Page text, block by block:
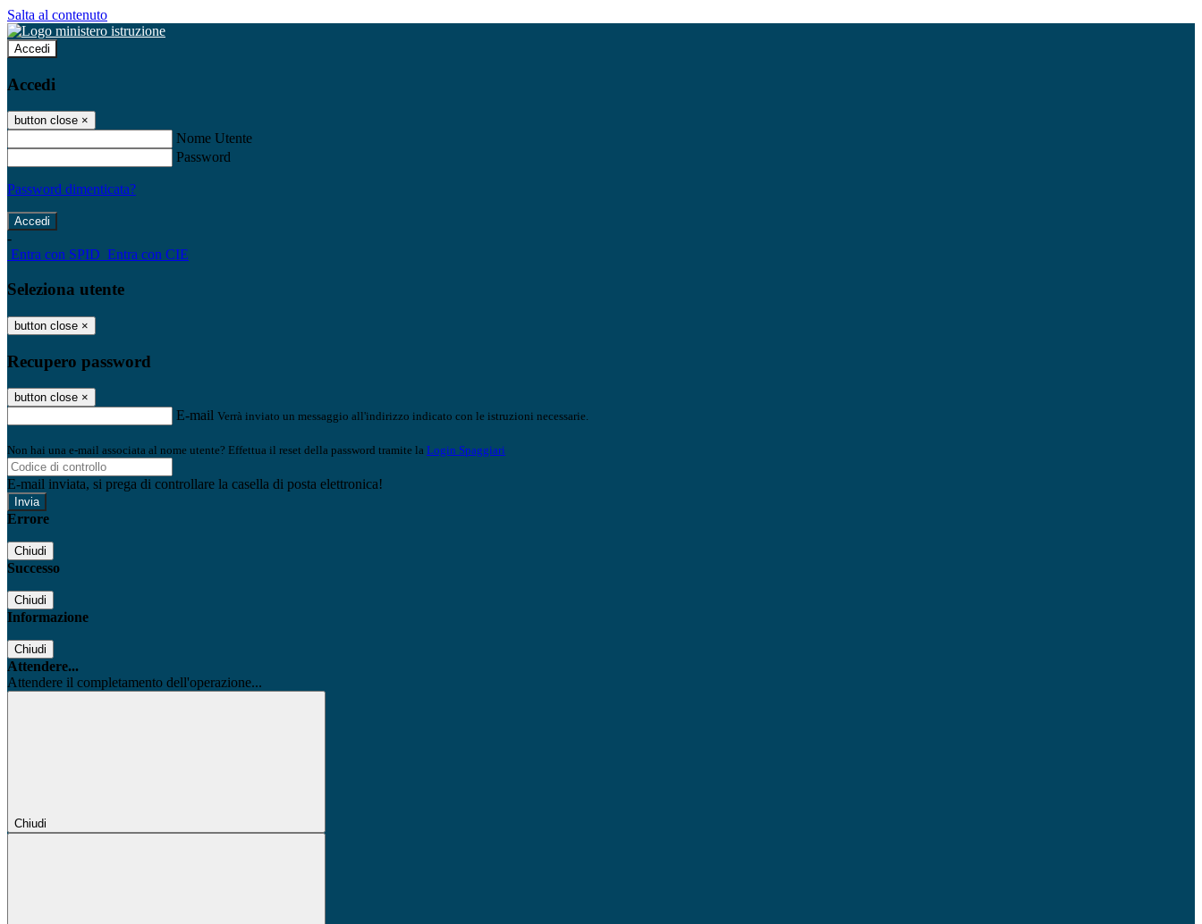
Salta al contenuto
Accedi
Accedi
button close ×
Nome Utente
Password
Password dimenticata?
-
Entra con SPID Entra con CIE
Seleziona utente
button close ×
Recupero password
button close ×
E-mail Verrà inviato un messaggio all'indirizzo indicato con le istruzioni necessarie.
Non hai una e-mail associata al nome utente? Effettua il reset della password tramite la Login Spaggiari
E-mail inviata, si prega di controllare la casella di posta elettronica!
Errore
Chiudi
Successo
Chiudi
Informazione
Chiudi
Attendere...
Attendere il completamento dell'operazione...
Chiudi